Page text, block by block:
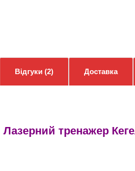
Відгуки (2) Доставка
Лазерний тренажер